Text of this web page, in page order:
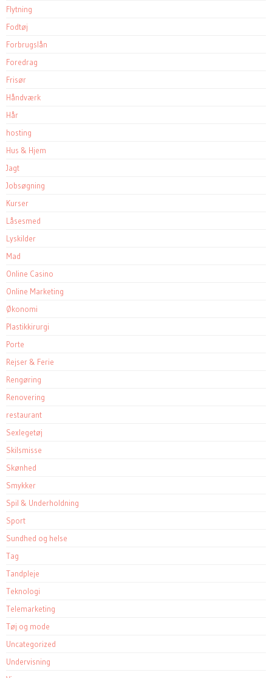
Flytning
Fodtøj
Forbrugslån
Foredrag
Frisør
Håndværk
Hår
hosting
Hus & Hjem
Jagt
Jobsøgning
Kurser
Låsesmed
Lyskilder
Mad
Online Casino
Online Marketing
Økonomi
Plastikkirurgi
Porte
Rejser & Ferie
Rengøring
Renovering
restaurant
Sexlegetøj
Skilsmisse
Skønhed
Smykker
Spil & Underholdning
Sport
Sundhed og helse
Tag
Tandpleje
Teknologi
Telemarketing
Tøj og mode
Uncategorized
Undervisning